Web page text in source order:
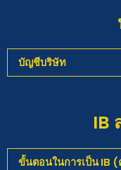
บัญชีบริษัท
IB
ขั้นตอนในการเป็น IB